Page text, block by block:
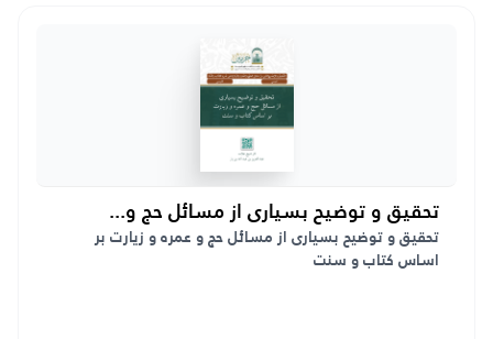
تحقیق و توضیح بسیاری از مسائل حج و...
تحقیق و توضیح بسیاری از مسائل حج و عمره و زیارت بر
اساس کتاب و سنت